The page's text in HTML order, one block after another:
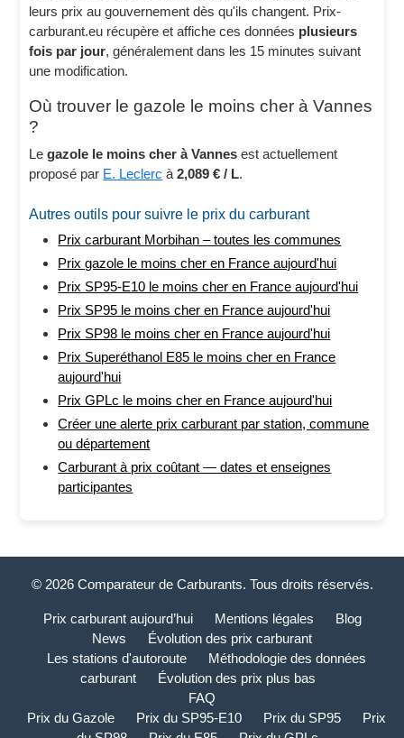
leurs prix au gouvernement dès qu'ils changent. Prix-
carburant.eu récupère et affiche ces données plusieurs
fois par jour, généralement dans les 15 minutes suivant
une modification.
Où trouver le gazole le moins cher à Vannes
?
Legazole le moins cher à Vannes est actuellement
proposé par E. Leclerc à2,089 € / L.
Autres outils pour suivre le prix du carburant
Prix carburant Morbihan – toutes les communes
Prix gazole le moins cher en France aujourd'hui
Prix SP95-E10 le moins cher en France aujourd'hui
Prix SP95 le moins cher en France aujourd'hui
Prix SP98 le moins cher en France aujourd'hui
Prix Superéthanol E85 le moins cher en France
aujourd'hui
Prix GPLc le moins cher en France aujourd'hui
Créer une alerte prix carburant par station, commune
ou département
Carburant à prix coûtant — dates et enseignes
participantes
© 2026 Comparateur de Carburants. Tous droits réservés.
Prix carburant aujourd’hui Mentions légales
Blog
News
Évolution des prix carburant
Les stations d'autoroute
Méthodologie des données
carburant
Évolution des prix plus bas
FAQ
Prix du Gazole
Prix du SP95-E10 Prix du SP95
Prix